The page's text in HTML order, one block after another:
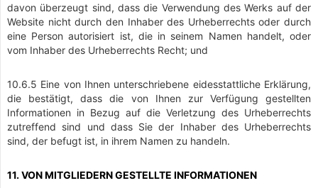
davon überzeugt sind, dass die Verwendung des Werks auf der
Website nicht durch den Inhaber des Urheberrechts oder durch
eine Person autorisiert ist, die in seinem Namen handelt, oder
vom Inhaber des Urheberrechts Recht; und
10.6.5 Eine von Ihnen unterschriebene eidesstattliche Erklärung,
die bestätigt, dass die von Ihnen zur Verfügung gestellten
Informationen in Bezug auf die Verletzung des Urheberrechts
zutreffend sind und dass Sie der Inhaber des Urheberrechts
sind, der befugt ist, in ihrem Namen zu handeln.
11. VON MITGLIEDERN GESTELLTE INFORMATIONEN